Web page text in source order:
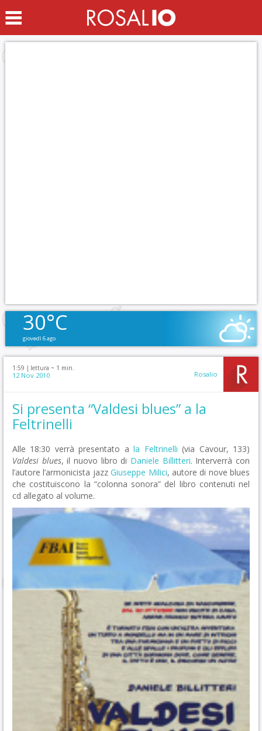
30°C
giovedì 6 ago
1:59 | lettura ~ 1 min.
12 Nov 2010 Rosalio
Si presenta “Valdesi blues” a la
Feltrinelli
Alle 18:30 verrà presentato ala Feltrinelli (via Cavour, 133)
Valdesi blues, il nuovo libro di Daniele Billitteri. Interverrà con
l’autore l’armonicista jazzGiuseppe Milici, autore di nove blues
che costituiscono la “colonna sonora” del libro contenuti nel
cd allegato al volume.